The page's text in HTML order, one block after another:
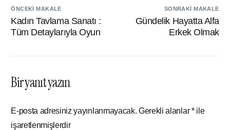
ÖNCEKI MAKALE
Kadın Tavlama Sanatı :
Tüm Detaylarıyla Oyun
SONRAKI MAKALE
Gündelik Hayatta Alfa
Erkek Olmak
Bir yanıt yazın
E-posta adresiniz yayınlanmayacak. Gerekli alanlar*ile
işaretlenmişlerdir